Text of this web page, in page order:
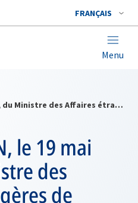
FRANÇAIS
Menu
Visite à l'OTAN, le 19 mai 1999, du Ministre des Affaires étrangères de l'Ukraine, M. Boris Tarassiouk
le 19 mai
des
de